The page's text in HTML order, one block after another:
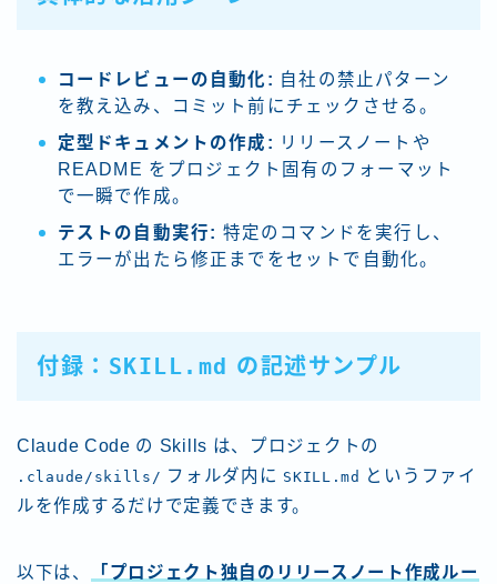
コードレビューの自動化: 自社の禁止パターン
を教え込み、コミット前にチェックさせる。
定型ドキュメントの作成: リリースノートや
README をプロジェクト固有のフォーマット
で一瞬で作成。
テストの自動実行: 特定のコマンドを実行し、
エラーが出たら修正までをセットで自動化。
付録： SKILL.md の記述サンプル
Claude Code の Skills は、プロジェクトの
.claude/skills/ フォルダ内に SKILL.md
というファイ
ルを作成するだけで定義できます。
以下は、
「プロジェクト独自のリリースノート作成ルー